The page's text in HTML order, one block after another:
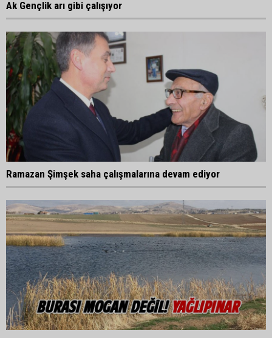
Ak Gençlik arı gibi çalışıyor
Ramazan Şimşek saha çalışmalarına devam ediyor